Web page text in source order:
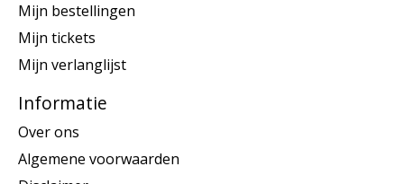
Mijn bestellingen
Mijn tickets
Mijn verlanglijst
Informatie
Over ons
Algemene voorwaarden